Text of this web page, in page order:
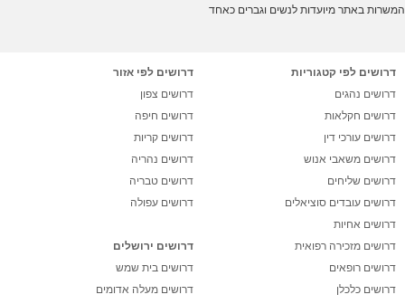
המשרות באתר מיועדות לנשים וגברים כאחד
דרושים לפי קטגוריות
דרושים נהגים
דרושים חקלאות
דרושים עורכי דין
דרושים משאבי אנוש
דרושים שליחים
דרושים עובדים סוציאלים
דרושים אחיות
דרושים מזכירה רפואית
דרושים רופאים
דרושים כלכלן
דרושים לפי אזור
דרושים צפון
דרושים חיפה
דרושים קריות
דרושים נהריה
דרושים טבריה
דרושים עפולה
דרושים ירושלים
דרושים בית שמש
דרושים מעלה אדומים